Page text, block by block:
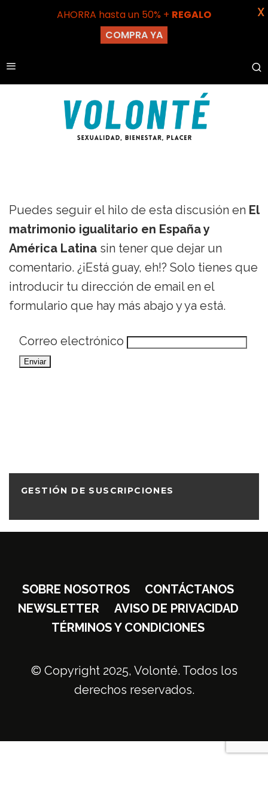
Puedes seguir el hilo de esta discusión en El
matrimonio igualitario en España y
América Latina sin tener que dejar un
comentario. ¿¡Está guay, eh!? Solo tienes que
introducir tu dirección de email en el
formulario que hay más abajo y ya está.
Correo electrónico
GESTIÓN DE SUSCRIPCIONES
SOBRE NOSOTROS
CONTÁCTANOS
NEWSLETTER
AVISO DE PRIVACIDAD
TÉRMINOS Y CONDICIONES
© Copyright 2025, Volonté. Todos los
derechos reservados.
AHORRA hasta un 50% + REGALO
COMPRA YA
X